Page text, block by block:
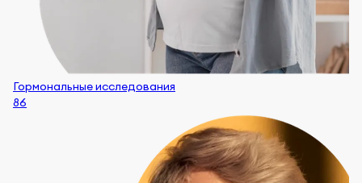
Гормональные исследования
86